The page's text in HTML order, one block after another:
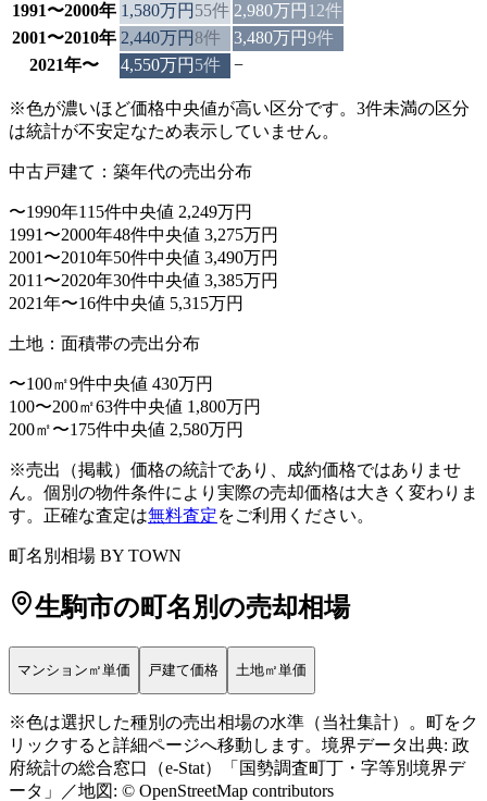
1991〜2000年 1,580万円 55件 2,980万円 12件
2001〜2010年 2,440万円 8件 3,480万円9件
2021年〜
4,550万円 5件 −
※色が濃いほど価格中央値が高い区分です。3件未満の区分
は統計が不安定なため表示していません。
中古戸建て：築年代の売出分布
〜1990年115件中央値 2,249万円
1991〜2000年48件中央値 3,275万円
2001〜2010年50件中央値 3,490万円
2011〜2020年30件中央値 3,385万円
2021年〜16件中央値 5,315万円
土地：面積帯の売出分布
〜100㎡9件中央値 430万円
100〜200㎡63件中央値 1,800万円
200㎡〜175件中央値 2,580万円
※売出（掲載）価格の統計であり、成約価格ではありませ
ん。個別の物件条件により実際の売却価格は大きく変わりま
す。正確な査定は無料査定をご利用ください。
町名別相場 BY TOWN
生駒市の町名別の売却相場
マンション㎡単価 戸建て価格 土地㎡単価
+
−
マンション㎡単価（赤=高い・青=安い）
28万〜36万
19万〜23万
データ少
※色は選択した種別の売出相場の水準（当社集計）。町をク
リックすると詳細ページへ移動します。境界データ出典: 政
府統計の総合窓口（e-Stat）「国勢調査町丁・字等別境界デ
ータ」／地図: © OpenStreetMap contributors